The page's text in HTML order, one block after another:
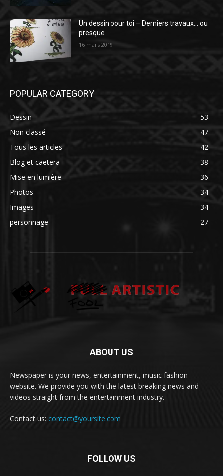
Un dessin pour toi – Derniers travaux… ou
presque
16 mars 2019
POPULAR CATEGORY
Dessin
53
Non classé
47
Tous les articles
42
Blog et caetera
38
Mise en lumière
36
Photos
34
Images
34
personnage
27
ABOUT US
Newspaper is your news, entertainment, music fashion
website. We provide you with the latest breaking news and
videos straight from the entertainment industry.
Contact us: contact@yoursite.com
FOLLOW US